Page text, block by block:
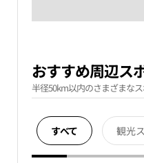
おすすめ周辺ス
半径50km以内のさまざまな
すべて 観光